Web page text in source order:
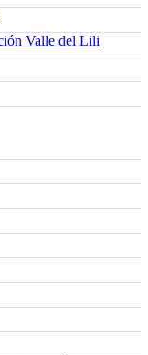
Valle del Lili